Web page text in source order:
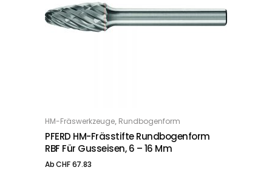
OPTIONS
HM-Fräswerkzeuge, Rundbogenform
PFERD HM-Frässtifte Rundbogenform
RBF Für Gusseisen, 6 – 16 Mm
AbCHF67.83